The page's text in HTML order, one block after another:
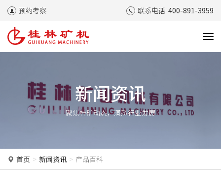
预约考察 联系电话: 400-891-3959
T
g
t
新闻资讯
聚焦桂矿动态，洞悉行业发展
首页 新闻资讯 产品百科